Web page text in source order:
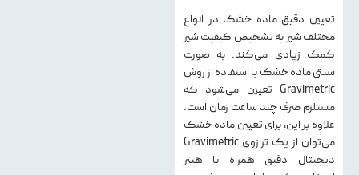
تعيين دقيق ماده خشک در انواع
مختلف شير به تشخيص كيفيت شير
كمك زيادی می‌كند. به صورت
سنتی ماده خشک با استفاده از روش
Gravimetric تعيين می‌شود كه
مستلزم صرف چند ساعت زمان است.
علاوه بر اين، برای تعيين ماده خشک
می‌توان از يك ترازوی Gravimetric
ديجيتال دقيق همراه با هيتر